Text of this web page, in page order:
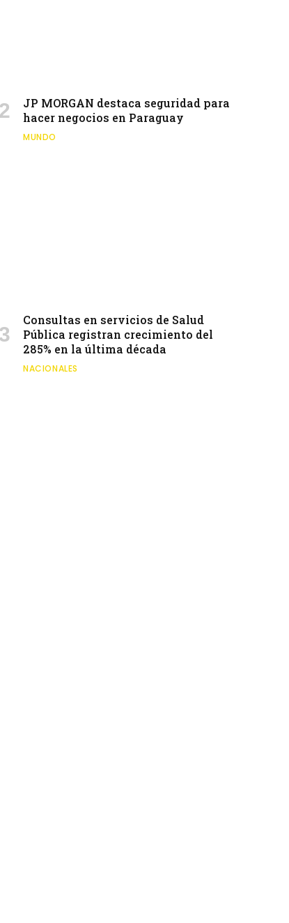
JP MORGAN destaca seguridad para
hacer negocios en Paraguay
MUNDO
Consultas en servicios de Salud
Pública registran crecimiento del
285% en la última década
NACIONALES